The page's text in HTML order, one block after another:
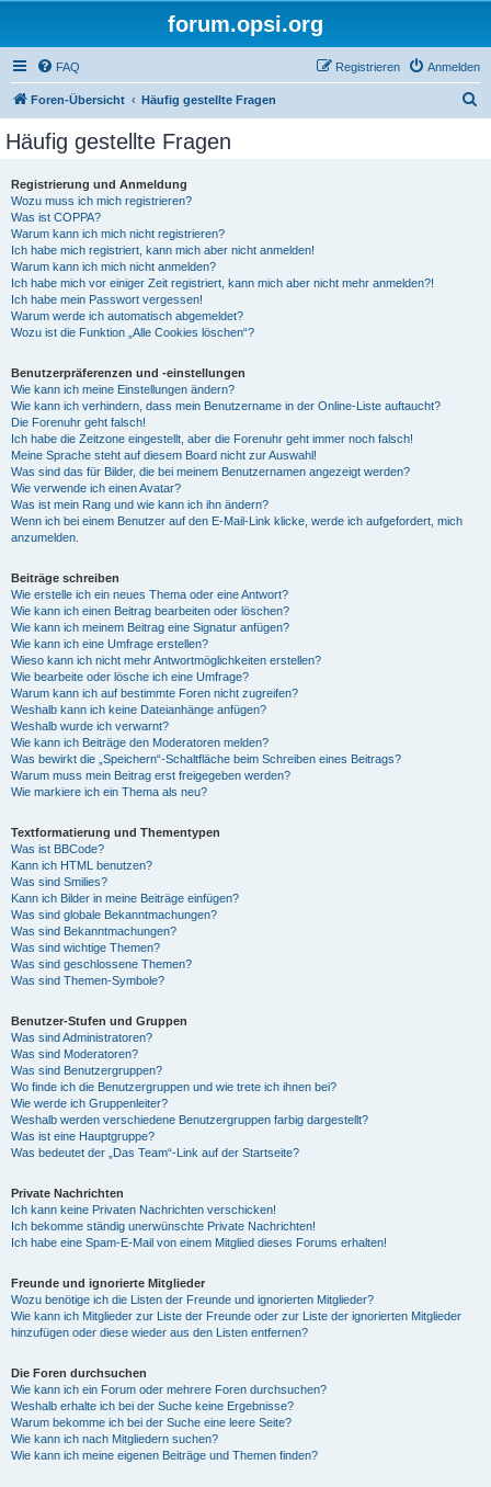
forum.opsi.org
FAQ Anmelden
Registrieren
Foren-Übersicht Häufig gestellte Fragen
Häufig gestellte Fragen
Registrierung und Anmeldung
Wozu muss ich mich registrieren?
Was ist COPPA?
Warum kann ich mich nicht registrieren?
Ich habe mich registriert, kann mich aber nicht anmelden!
Warum kann ich mich nicht anmelden?
Ich habe mich vor einiger Zeit registriert, kann mich aber nicht mehr anmelden?!
Ich habe mein Passwort vergessen!
Warum werde ich automatisch abgemeldet?
Wozu ist die Funktion „Alle Cookies löschen“?
Benutzerpräferenzen und -einstellungen
Wie kann ich meine Einstellungen ändern?
Wie kann ich verhindern, dass mein Benutzername in der Online-Liste auftaucht?
Die Forenuhr geht falsch!
Ich habe die Zeitzone eingestellt, aber die Forenuhr geht immer noch falsch!
Meine Sprache steht auf diesem Board nicht zur Auswahl!
Was sind das für Bilder, die bei meinem Benutzernamen angezeigt werden?
Wie verwende ich einen Avatar?
Was ist mein Rang und wie kann ich ihn ändern?
Wenn ich bei einem Benutzer auf den E-Mail-Link klicke, werde ich aufgefordert, mich
anzumelden.
Beiträge schreiben
Wie erstelle ich ein neues Thema oder eine Antwort?
Wie kann ich einen Beitrag bearbeiten oder löschen?
Wie kann ich meinem Beitrag eine Signatur anfügen?
Wie kann ich eine Umfrage erstellen?
Wieso kann ich nicht mehr Antwortmöglichkeiten erstellen?
Wie bearbeite oder lösche ich eine Umfrage?
Warum kann ich auf bestimmte Foren nicht zugreifen?
Weshalb kann ich keine Dateianhänge anfügen?
Weshalb wurde ich verwarnt?
Wie kann ich Beiträge den Moderatoren melden?
Was bewirkt die „Speichern“-Schaltfläche beim Schreiben eines Beitrags?
Warum muss mein Beitrag erst freigegeben werden?
Wie markiere ich ein Thema als neu?
Textformatierung und Thementypen
Was ist BBCode?
Kann ich HTML benutzen?
Was sind Smilies?
Kann ich Bilder in meine Beiträge einfügen?
Was sind globale Bekanntmachungen?
Was sind Bekanntmachungen?
Was sind wichtige Themen?
Was sind geschlossene Themen?
Was sind Themen-Symbole?
Benutzer-Stufen und Gruppen
Was sind Administratoren?
Was sind Moderatoren?
Was sind Benutzergruppen?
Wo finde ich die Benutzergruppen und wie trete ich ihnen bei?
Wie werde ich Gruppenleiter?
Weshalb werden verschiedene Benutzergruppen farbig dargestellt?
Was ist eine Hauptgruppe?
Was bedeutet der „Das Team“-Link auf der Startseite?
Private Nachrichten
Ich kann keine Privaten Nachrichten verschicken!
Ich bekomme ständig unerwünschte Private Nachrichten!
Ich habe eine Spam-E-Mail von einem Mitglied dieses Forums erhalten!
Freunde und ignorierte Mitglieder
Wozu benötige ich die Listen der Freunde und ignorierten Mitglieder?
Wie kann ich Mitglieder zur Liste der Freunde oder zur Liste der ignorierten Mitglieder
hinzufügen oder diese wieder aus den Listen entfernen?
Die Foren durchsuchen
Wie kann ich ein Forum oder mehrere Foren durchsuchen?
Weshalb erhalte ich bei der Suche keine Ergebnisse?
Warum bekomme ich bei der Suche eine leere Seite?
Wie kann ich nach Mitgliedern suchen?
Wie kann ich meine eigenen Beiträge und Themen finden?